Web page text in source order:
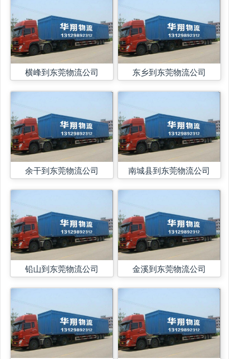
横峰到东莞物流公司
余干到东莞物流公司
铅山到东莞物流公司
东乡到东莞物流公司
南城县到东莞物流公司
金溪到东莞物流公司